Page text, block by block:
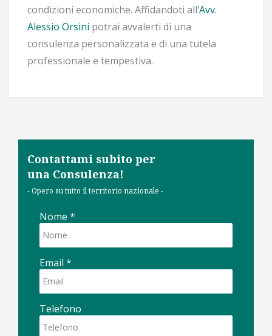
condizioni economiche. Affidandoti all’Avv.
Alessio Orsini potrai avvalerti di una
consulenza personalizzata e di una tutela
professionale e tempestiva.
Contattami subito per
una Consulenza!
- Opero su tutto il territorio nazionale -
Nome *
Email *
Telefono